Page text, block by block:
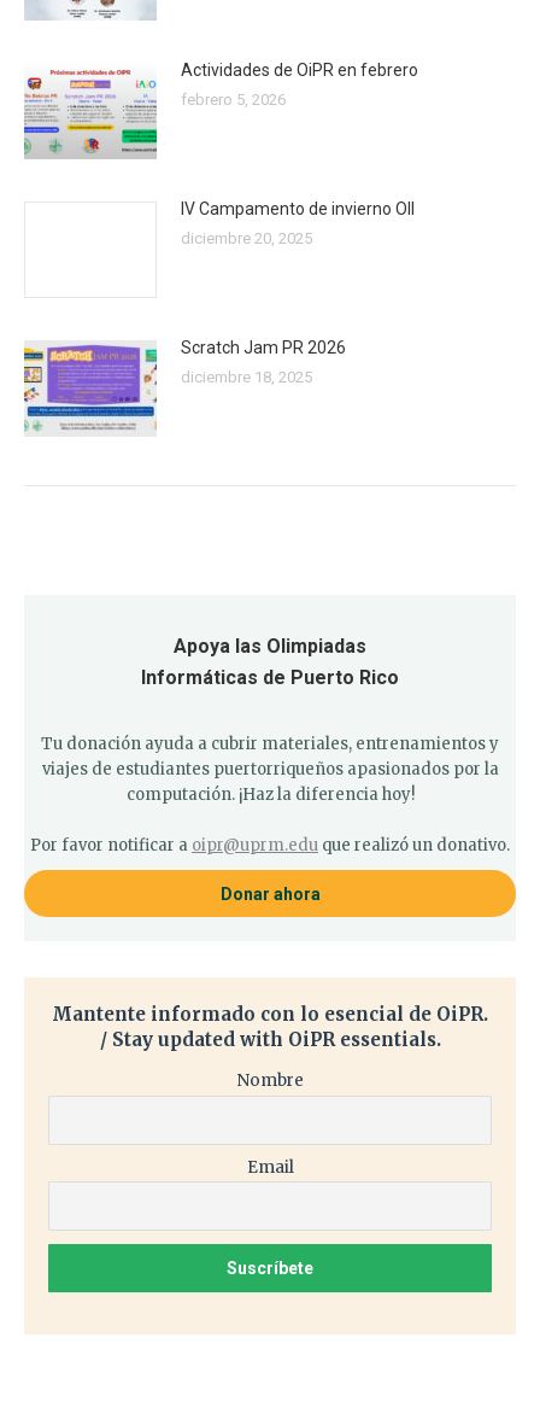
Actividades de OiPR en febrero
febrero 5, 2026
IV Campamento de invierno OII
diciembre 20, 2025
Scratch Jam PR 2026
diciembre 18, 2025
Apoya las Olimpiadas
Informáticas de Puerto Rico
Tu donación ayuda a cubrir materiales, entrenamientos y
viajes de estudiantes puertorriqueños apasionados por la
computación. ¡Haz la diferencia hoy!
Por favor notificar a oipr@uprm.edu que realizó un donativo.
Donar ahora
Mantente informado con lo esencial de OiPR.
/ Stay updated with OiPR essentials.
Nombre
Email